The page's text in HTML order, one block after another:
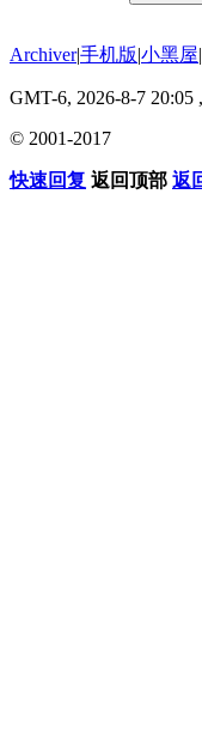
Archiver|手机版|小黑屋|
GMT-6, 2026-8-7 20:05
© 2001-2017
快速回复 返回顶部 返